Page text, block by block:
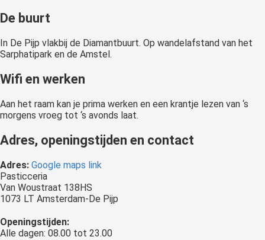
De buurt
In De Pijp vlakbij de Diamantbuurt. Op wandelafstand van het
Sarphatipark en de Amstel.
Wifi en werken
Aan het raam kan je prima werken en een krantje lezen van ‘s
morgens vroeg tot ‘s avonds laat.
Adres, openingstijden en contact
Adres: Google maps link
Pasticceria
Van Woustraat 138HS
1073 LT Amsterdam-De Pijp
Openingstijden:
Alle dagen: 08.00 tot 23.00